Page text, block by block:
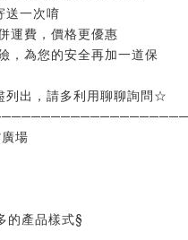
送一次唷
運費，價格更優惠
，為您的安全再加一道保
出，請多利用聊聊詢問☆
場
的產品樣式§